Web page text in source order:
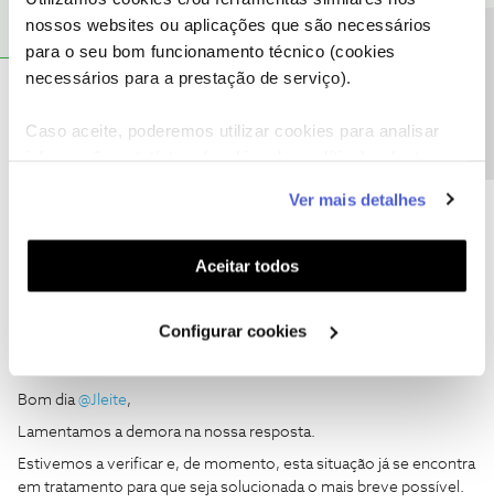
nossos websites ou aplicações que são necessários
para o seu bom funcionamento técnico (cookies
necessários para a prestação de serviço).
Caso aceite, poderemos utilizar cookies para analisar
funcionalidades (cookies de personalização e
funcionalidade) e adaptar anúncios aos seus interesses
(cookies de publicidade personalizada). Pode gerir a
utilização dos cookies clicando em "Configurar
Ver mais detalhes
Aceitar todos
Configurar cookies
Bom dia continuo a espera que me resolvam o problema da
Bom dia@Jleite,
Lamentamos a demora na nossa resposta.
Estivemos a verificar e, de momento, esta situação já se encontra
em tratamento para que seja solucionada o mais breve possível.